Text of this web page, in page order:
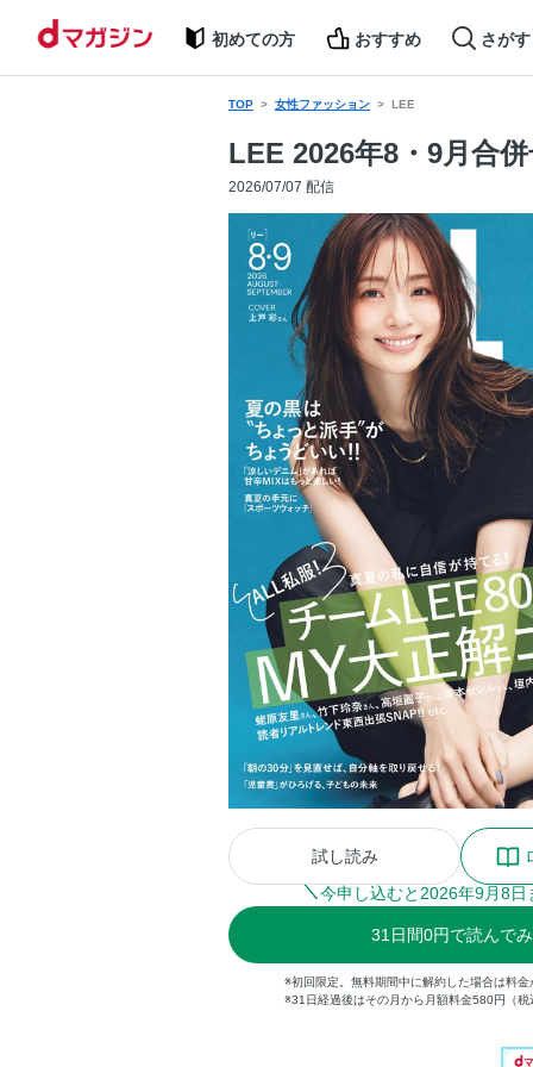
初めての方 おすすめ さがす
TOP 女性ファッション LEE
LEE 2026年8・9月合
2026/07/07 配信
試し読み
今申し込むと 2026年9月8日
31 日間0円で読んで
※初回限定。無料期間中に解約した場合は料
※31日経過後はその月から月額料金580円（税